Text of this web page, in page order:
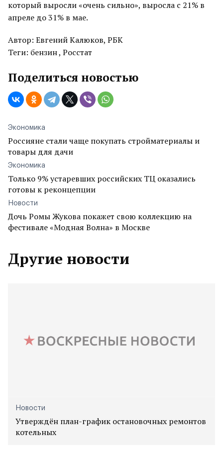
который выросли «очень сильно», выросла с 21% в
апреле до 31% в мае.
Автор: Евгений Калюков, РБК
Теги: бензин , Росстат
Поделиться новостью
Экономика
Россияне стали чаще покупать стройматериалы и
товары для дачи
Экономика
Только 9% устаревших российских ТЦ оказались
готовы к реконцепции
Новости
Дочь Ромы Жукова покажет свою коллекцию на
фестивале «Модная Волна» в Москве
Другие новости
Новости
Утверждён план-график остановочных ремонтов
котельных